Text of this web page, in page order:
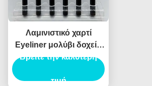
Λαμινιστικό χαρτί
Eyeliner μολύβι δοχείο
συσκευασίας σωλήνα
ενέσεις φούσκωμα
Βρείτε την καλύτερη
τιμή